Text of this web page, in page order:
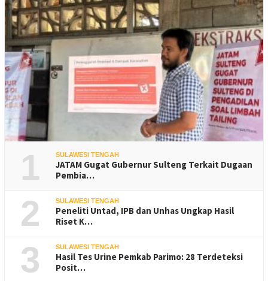
1 SULAWESI TENGAH
JATAM Gugat Gubernur Sulteng Terkait Dugaan
Pembia…
2 SULAWESI TENGAH
Peneliti Untad, IPB dan Unhas Ungkap Hasil
Riset K…
3 SULAWESI TENGAH
Hasil Tes Urine Pemkab Parimo: 28 Terdeteksi
Posit…